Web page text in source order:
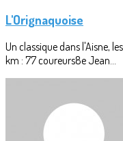
L'Orignaquoise
Un classique dans l'Aisne,
km : 77 coureurs8e Jean...